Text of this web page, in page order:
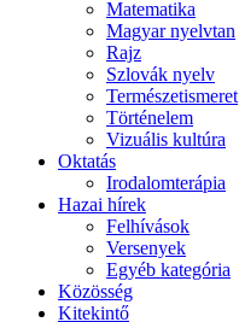
Matematika
Magyar nyelvtan
Rajz
Szlovák nyelv
Természetismeret
Történelem
Vizuális kultúra
Oktatás
Irodalomterápia
Hazai hírek
Felhívások
Versenyek
Egyéb kategória
Közösség
Kitekintő